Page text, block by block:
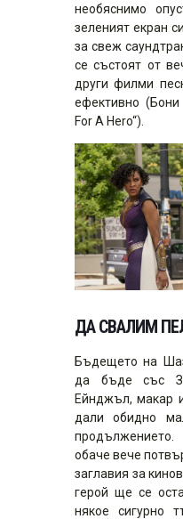
необяснимо
зеленият екран
за свеж
се състоят от
други филми
ефективно
For A Hero“).
ДА СВАЛИМ
Бъдещето на
да бъде със
Ейнджъл, макар
дали обидно
обаче вече
заглавия за
герой ще се
някое сигурно